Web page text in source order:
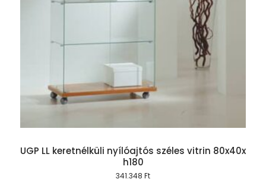
UGP LL keretnélküli nyílóajtós széles vitrin 80x40x
h180
341.348 Ft